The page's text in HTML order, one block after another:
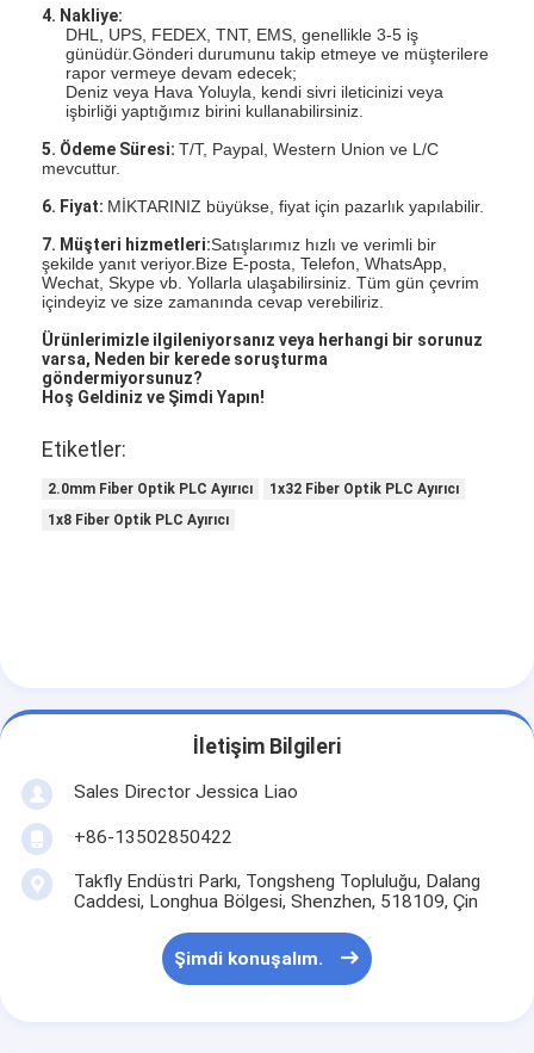
4. Nakliye:
DHL, UPS, FEDEX, TNT, EMS, genellikle 3-5 iş
günüdür.Gönderi durumunu takip etmeye ve müşterilere
rapor vermeye devam edecek;
Deniz veya Hava Yoluyla, kendi sivri ileticinizi veya
işbirliği yaptığımız birini kullanabilirsiniz.
5. Ödeme Süresi:T/T, Paypal, Western Union ve L/C
mevcuttur.
6. Fiyat: MİKTARINIZ büyükse, fiyat için pazarlık yapılabilir.
7. Müşteri hizmetleri:Satışlarımız hızlı ve verimli bir
şekilde yanıt veriyor.Bize E-posta, Telefon, WhatsApp,
Wechat, Skype vb. Yollarla ulaşabilirsiniz. Tüm gün çevrim
içindeyiz ve size zamanında cevap verebiliriz.
Ürünlerimizle ilgileniyorsanızveya herhangi bir sorunuz
varsa, Neden bir kerede soruşturma
göndermiyorsunuz?
Hoş Geldiniz ve Şimdi Yapın!
Etiketler:
2.0mm Fiber Optik PLC Ayırıcı
1x32 Fiber Optik PLC Ayırıcı
1x8 Fiber Optik PLC Ayırıcı
İletişim Bilgileri
Sales Director Jessica Liao
+86-13502850422
Takfly Endüstri Parkı, Tongsheng Topluluğu, Dalang
Caddesi, Longhua Bölgesi, Shenzhen, 518109, Çin
Şimdi konuşalım.